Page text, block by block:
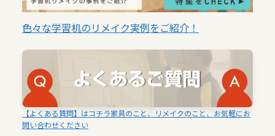
色々な学習机のリメイク実例をご紹介！
【よくある質問】はコチラ家具のこと、リメイクのこと、お気軽にお
問い合わせください